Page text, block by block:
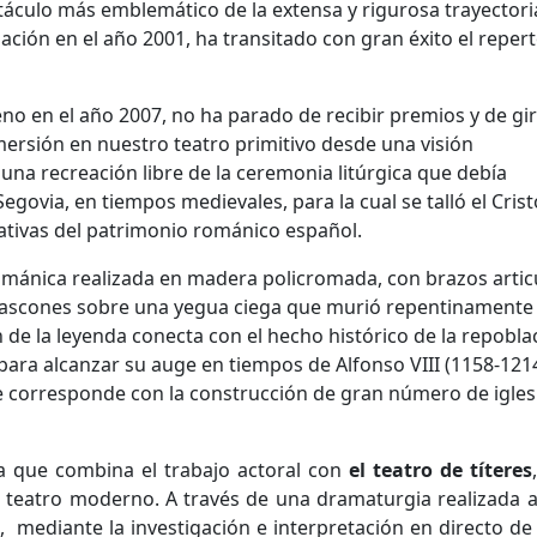
más emblemático de la extensa y rigurosa
en el año 2001, ha transitado con gran éxito el
en el año 2007, no ha parado de recibir premios y de
en nuestro teatro primitivo desde una visión
recreación libre de la ceremonia litúrgica que debía
en tiempos medievales, para la cual se talló el
del patrimonio románico español.
realizada en madera policromada, con brazos
sobre una yegua ciega que murió repentinamente
la leyenda conecta con el hecho histórico de la
alcanzar su auge en tiempos de Alfonso VIII (1158-
con la construcción de gran número de
que combina el trabajo actoral con el teatro de títeres
moderno. A través de una dramaturgia realizada
mediante la investigación e interpretación en directo de